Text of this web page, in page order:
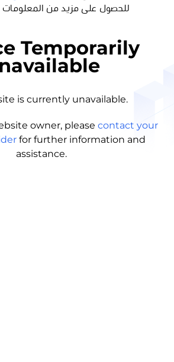
للحصول على مزيد من
Temporarily
is currently unavailable.
owner, please contact your
for further information and
assistance.